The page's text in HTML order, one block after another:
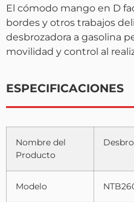
El cómodo mango en D
bordes y otros trabajos
desbrozadora a gasolina
movilidad y control al
ESPECIFICACIONES
Nombre del
Producto
Modelo